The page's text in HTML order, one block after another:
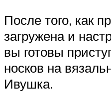
После того, как
загружена и
вы готовы
носков на
Ивушка.